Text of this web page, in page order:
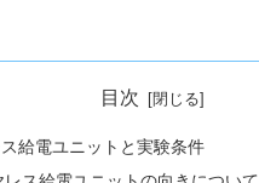
目次
給電ユニットと実験条件